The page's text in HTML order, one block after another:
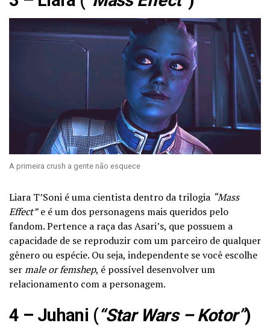
A primeira crush a gente não esquece
Liara T’Soni é uma cientista dentro da trilogia “Mass
Effect”e é um dos personagens mais queridos pelo
fandom. Pertence a raça das Asari’s, que possuem a
capacidade de se reproduzir com um parceiro de qualquer
gênero ou espécie. Ou seja, independente se você escolhe
sermale or femshep, é possível desenvolver um
relacionamento com a personagem.
4 – Juhani (“Star Wars – Kotor”)